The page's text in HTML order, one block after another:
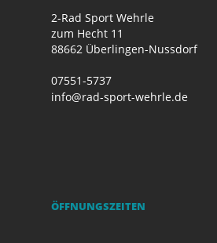
2-Rad Sport Wehrle
zum Hecht 11
88662 Überlingen-Nussdorf
07551-5737
info@rad-sport-wehrle.de
ÖFFNUNGSZEITEN